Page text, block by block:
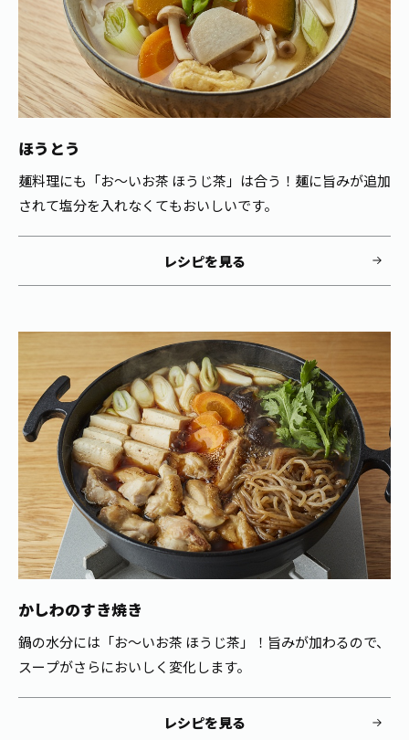
ほうとう
麺料理にも「お～いお茶 ほうじ茶」は合う！麺に旨みが追加
されて塩分を入れなくてもおいしいです。
レシピを見る
かしわのすき焼き
鍋の水分には「お～いお茶 ほうじ茶」！旨みが加わるので、
スープがさらにおいしく変化します。
レシピを見る